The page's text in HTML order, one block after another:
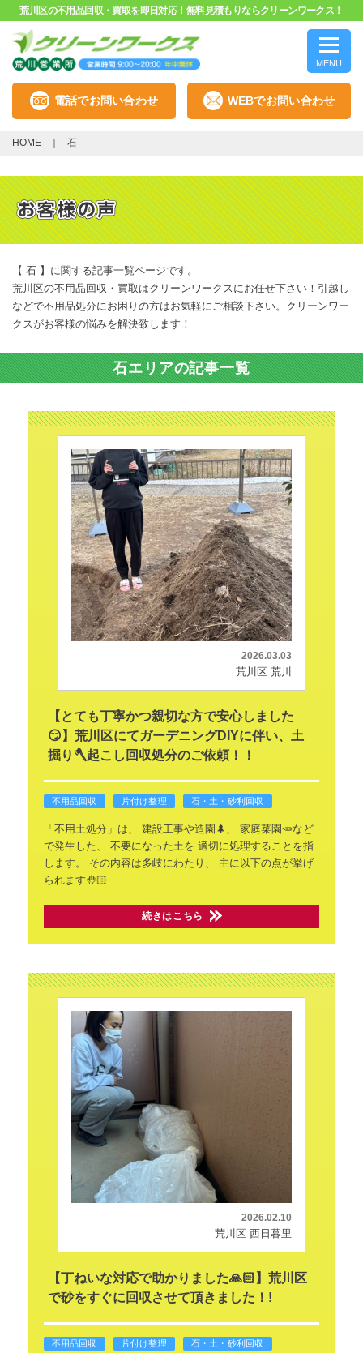
荒川区の不用品回収・買取を即日対応！無料見積もりならクリーンワークス！
MENU
電話でお問い合わせ WEBでお問い合わせ
HOME 石
【 石 】に関する記事一覧ページです。
荒川区の不用品回収・買取はクリーンワークスにお任せ下さい！引越し
などで不用品処分にお困りの方はお気軽にご相談下さい。クリーンワー
クスがお客様の悩みを解決致します！
石エリアの記事一覧
2026.03.03
荒川区 荒川
【とても丁寧かつ親切な方で安心しました
😏】荒川区にてガーデニングDIYに伴い、土
掘り🪓起こし回収処分のご依頼！！
不用品回収 片付け整理 石・土・砂利回収
「不用土処分」は、 建設工事や造園🌲、
家庭菜園🥕など
で発生した、
不要になった土を 適切に処理することを指
します。
その内容は多岐にわたり、
主に以下の点が挙げ
られます🤚🏻
続きはこちら
2026.02.10
荒川区 西日暮里
【丁ねいな対応で助かりました🙏🏻】荒川区
で砂をすぐに回収させて頂きました！!
不用品回収 片付け整理 石・土・砂利回収